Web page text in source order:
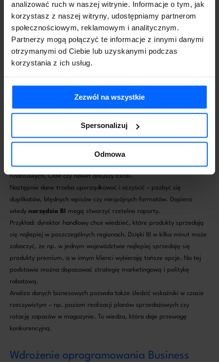
analizować ruch w naszej witrynie. Informacje o tym, jak
korzystasz z naszej witryny, udostępniamy partnerom
społecznościowym, reklamowym i analitycznym.
Partnerzy mogą połączyć te informacje z innymi danymi
otrzymanymi od Ciebie lub uzyskanymi podczas
korzystania z ich usług.
Zezwól na wszystkie
Spersonalizuj
Odmowa
Czy firma woli system lokalny (instalowany na własnych
serwerach), czy chmurowy (dostępny przez internet)?
Programy ERP, w tym systemy Business Intelligenceto inwestycja,
która musi być dopasowana do skali działania i strategii firmy. Dla
mniejszych organizacji często najlepszym wyborem są prostsze i
tańsze rozwiązania Business Intelligence
można rozbudować. Duże przedsiębiorstwa z kolei stawiają na
Analiza danych biznesowych w praktyce:
Jak zacząć pracę z narzędziami BI?
Teoria brzmi dobrze, ale jak wyglądaanaliza danych biznesowychw
praktyce? Pierwszym krokiem jest zebranie informacji z różnych
źródeł. Mogą to być dane z systemu sprzedaży, programów
finansowych, CRM czy nawet arkuszy Excel.
Następnie dane trzeba uporządkować i oczyścić – pozbyć się
duplikatów, błędnych wpisów czy niespójnych formatów. Dopiero
wtedy narzędzia BI
mogą stworzyć rzetelne raporty.
Przykład: dyrektor handlowy chce wiedzieć, które produkty sprzedają
się najlepiej w poszczególnych regionach. Dzięki BI w kilka minut może
zobaczyć, że np. w jednym województwie najlepiej sprzedają się
produkty premium, a w innym klienci wybierają tańsze opcje. Na tej
podstawie można dopasować strategię marketingową i politykę
rabatową.
Analiza danych biznesowych pozwala także śledzić wskaźniki w czasie
rzeczywistym – np. poziom realizacji planów sprzedażowych czy
rotację zapasów w magazynie. To wiedza, która daje przewagę
konkurencyjną.
Wdrożenie oprogramowania Business